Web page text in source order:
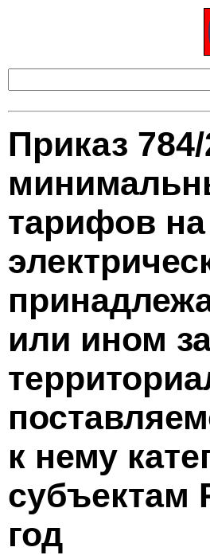
Приказ
тарифов на
или ином
к нему
субъектам
год